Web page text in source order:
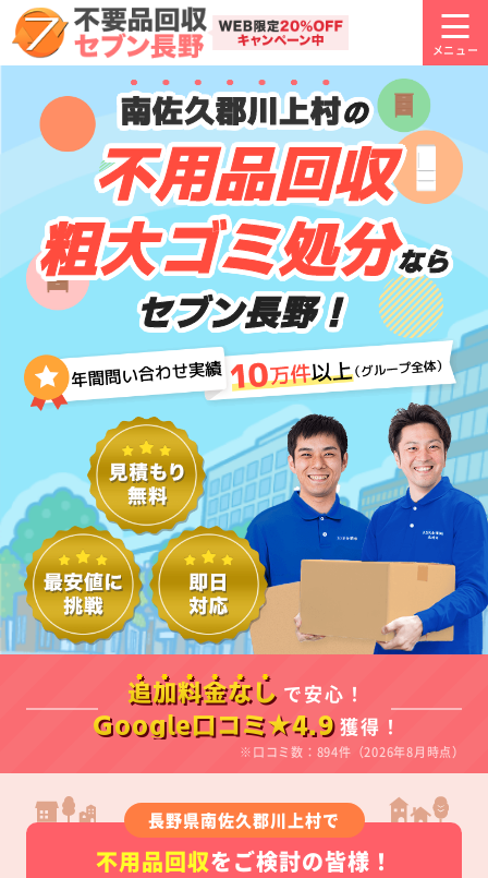
南佐久郡川上村の
不用品回収
粗大ゴミ処分なら
セブン長野！
追加料金なし で安心！
Google口コミ★4.9 獲得！
※口コミ数：894件（2026年8月時点）
長野県南佐久郡川上村で
不用品回収をご検討の皆様！